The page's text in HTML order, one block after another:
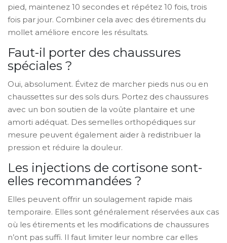
pied, maintenez 10 secondes et répétez 10 fois, trois
fois par jour. Combiner cela avec des étirements du
mollet améliore encore les résultats.
Faut-il porter des chaussures
spéciales ?
Oui, absolument. Évitez de marcher pieds nus ou en
chaussettes sur des sols durs. Portez des chaussures
avec un bon soutien de la voûte plantaire et une
amorti adéquat. Des semelles orthopédiques sur
mesure peuvent également aider à redistribuer la
pression et réduire la douleur.
Les injections de cortisone sont-
elles recommandées ?
Elles peuvent offrir un soulagement rapide mais
temporaire. Elles sont généralement réservées aux cas
où les étirements et les modifications de chaussures
n’ont pas suffi. Il faut limiter leur nombre car elles